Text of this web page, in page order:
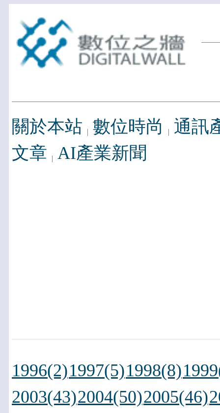
關於本站 數位時尚
通訊
文章 AI產業新聞
1996(2)1997(5)1998(8)
2003(43)2004(50)2005(46)